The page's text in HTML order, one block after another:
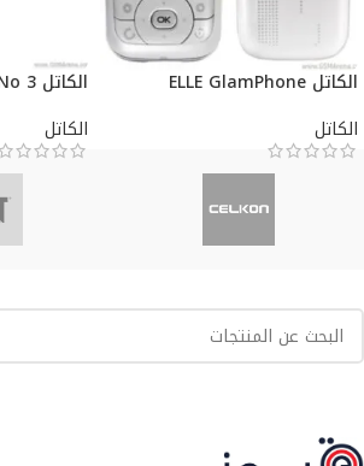
الكاتل ELLE GlamPhone
الكاتل
الكاتل ELLE No 3
الكاتل